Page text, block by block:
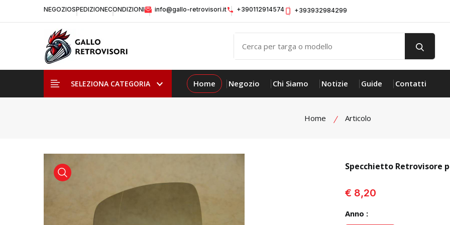
NEGOZIOSPEDIZIONECONDIZIONI info@gallo-retrovisori.it +390112914574 +393932984299
SELEZIONA CATEGORIA Home Negozio Chi Siamo Notizie Guide Contatti
Home Articolo
visualizza prodotto
Specchietto Retrovisore
€ 8,20
Anno :